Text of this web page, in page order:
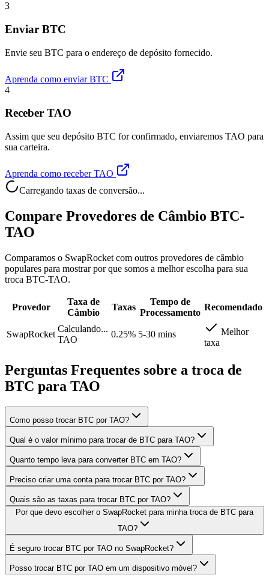
3
Enviar BTC
Envie seu BTC para o endereço de depósito fornecido.
Aprenda como enviar BTC
4
Receber TAO
Assim que seu depósito BTC for confirmado, enviaremos TAO para
sua carteira.
Aprenda como receber TAO
Carregando taxas de conversão...
Compare Provedores de Câmbio BTC-
TAO
Comparamos o SwapRocket com outros provedores de câmbio
populares para mostrar por que somos a melhor escolha para sua
troca BTC-TAO.
Provedor
Taxa de
Câmbio
Taxas
Tempo de
Processamento
Recomendado
SwapRocket
Calculando...
TAO
0.25% 5-30 mins
Melhor
taxa
Perguntas Frequentes sobre a troca de
BTC para TAO
Como posso trocar BTC por TAO?
Qual é o valor mínimo para trocar de BTC para TAO?
Quanto tempo leva para converter BTC em TAO?
Preciso criar uma conta para trocar BTC por TAO?
Quais são as taxas para trocar BTC por TAO?
Por que devo escolher o SwapRocket para minha troca de BTC para
TAO?
É seguro trocar BTC por TAO no SwapRocket?
Posso trocar BTC por TAO em um dispositivo móvel?